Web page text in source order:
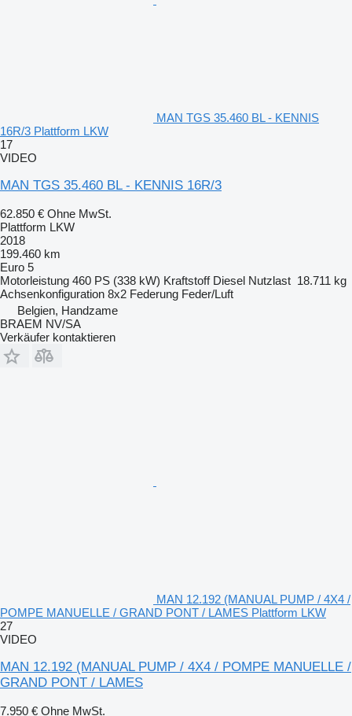
MAN TGS 35.460 BL - KENNIS
16R/3 Plattform LKW
17
VIDEO
MAN TGS 35.460 BL - KENNIS 16R/3
62.850 € Ohne MwSt.
Plattform LKW
2018
199.460 km
Euro 5
Motorleistung 460 PS (338 kW) Kraftstoff Diesel Nutzlast 18.711 kg
Achsenkonfiguration 8x2 Federung Feder/Luft
Belgien, Handzame
BRAEM NV/SA
Verkäufer kontaktieren
MAN 12.192 (MANUAL PUMP / 4X4 /
POMPE MANUELLE / GRAND PONT / LAMES Plattform LKW
27
VIDEO
MAN 12.192 (MANUAL PUMP / 4X4 / POMPE MANUELLE /
GRAND PONT / LAMES
7.950 € Ohne MwSt.